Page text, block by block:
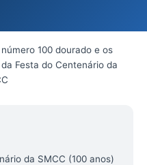
da SMCC (100 anos)